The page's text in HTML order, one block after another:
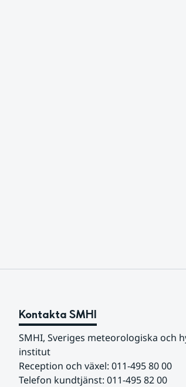
Kontakta SMHI
SMHI, Sveriges meteorologiska och
institut
Reception och växel: 011-495 80 00
Telefon kundtjänst: 011-495 82 00